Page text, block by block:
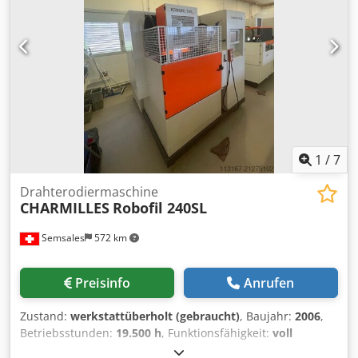
Mikron Servomotoren: AC-Typ Alle technischen Angaben
sind ohne Gewähr, Irrtümer und Auslassungen
vorbehalten.
1 /7
Semsales 572 km
Drahterodiermaschine
CHARMILLES Robofil 240SL
Preisinfo Anrufen
Zustand: werkstattüberholt (gebraucht), Baujahr: 2006,
Betriebsstunden: 19.500 h, Funktionsfähigkeit: voll
, Werkstückgewicht (max.):